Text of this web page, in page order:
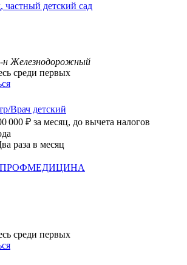
частный детский сад
н Железнодорожный
среди первых
Врач детский
000 ₽ за месяц, до вычета налогов
раза в месяц
среди первых